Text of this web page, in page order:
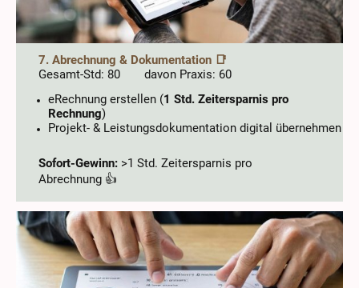
7. Abrechnung & Dokumentation 📑
Gesamt-Std: 80 davon Praxis: 60
eRechnung erstellen (1 Std. Zeitersparnis pro
Rechnung)
Projekt- & Leistungsdokumentation digital übernehmen
Sofort-Gewinn: >1 Std. Zeitersparnis pro
Abrechnung 👍